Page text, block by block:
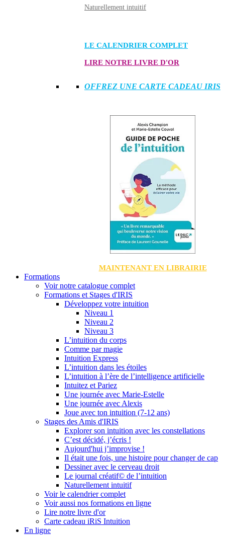
Naturellement intuitif
LE CALENDRIER COMPLET
LIRE NOTRE LIVRE D'OR
OFFREZ UNE CARTE CADEAU IRIS
MAINTENANT EN LIBRAIRIE
Formations
Voir notre catalogue complet
Formations et Stages d'IRIS
Développez votre intuition
Niveau 1
Niveau 2
Niveau 3
L’intuition du corps
Comme par magie
Intuition Express
L’intuition dans les étoiles
L’intuition à l’ère de l’intelligence artificielle
Intuitez et Pariez
Une journée avec Marie-Estelle
Une journée avec Alexis
Joue avec ton intuition (7-12 ans)
Stages des Amis d'IRIS
Explorer son intuition avec les constellations
C’est décidé, j’écris !
Aujourd'hui j’improvise !
Il était une fois, une histoire pour changer de cap
Dessiner avec le cerveau droit
Le journal créatif© de l’intuition
Naturellement intuitif
Voir le calendrier complet
Voir aussi nos formations en ligne
Lire notre livre d'or
Carte cadeau iRiS Intuition
En ligne